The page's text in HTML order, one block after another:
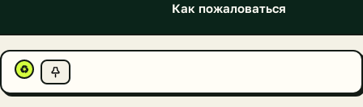
Как пожаловаться
♻